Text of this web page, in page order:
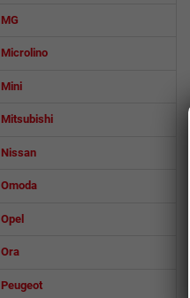
MG
Microlino
Mini
Mitsubishi
Nissan
Omoda
Opel
Ora
Peugeot